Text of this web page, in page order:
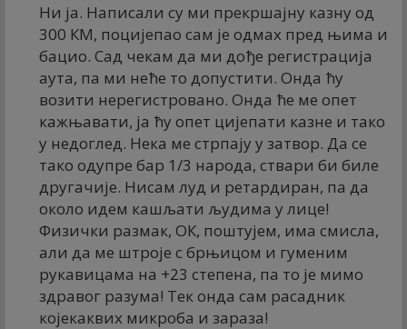
Ни ја. Написали су ми прекршајну казну од
300 КМ, поцијепао сам је одмах пред њима и
бацио. Сад чекам да ми дође регистрација
аута, па ми неће то допустити. Онда ћу
возити нерегистровано. Онда ће ме опет
кажњавати, ја ћу опет цијепати казне и тако
у недоглед. Нека ме стрпају у затвор. Да се
тако одупре бар 1/3 народа, ствари би биле
другачије. Нисам луд и ретардиран, па да
около идем кашљати људима у лице!
Физички размак, ОК, поштујем, има смисла,
али да ме штроје с брњицом и гуменим
рукавицама на +23 степена, па то је мимо
здравог разума! Тек онда сам расадник
којекаквих микроба и зараза!